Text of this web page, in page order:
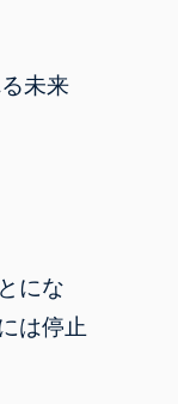
未来
にな
は停止